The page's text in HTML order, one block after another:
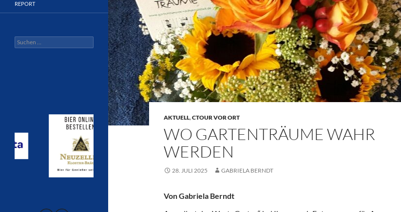
AKTUELL,CTOUR VOR ORT
WO GARTENTRÄUME WAHR
WERDEN
28. JULI 2025 GABRIELA BERNDT
Von Gabriela Berndt
REPORT
Suchen
nach: